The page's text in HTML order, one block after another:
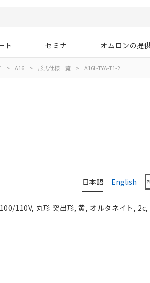
ト セミナ オムロンの提
> A16 > 形式仕様一覧 > A16L-TYA-T1-2
日本語 English
110V, 丸形 突出形, 黄, オルタネイト, 2c,